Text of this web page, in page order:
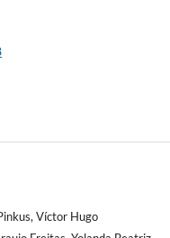
Víctor Hugo